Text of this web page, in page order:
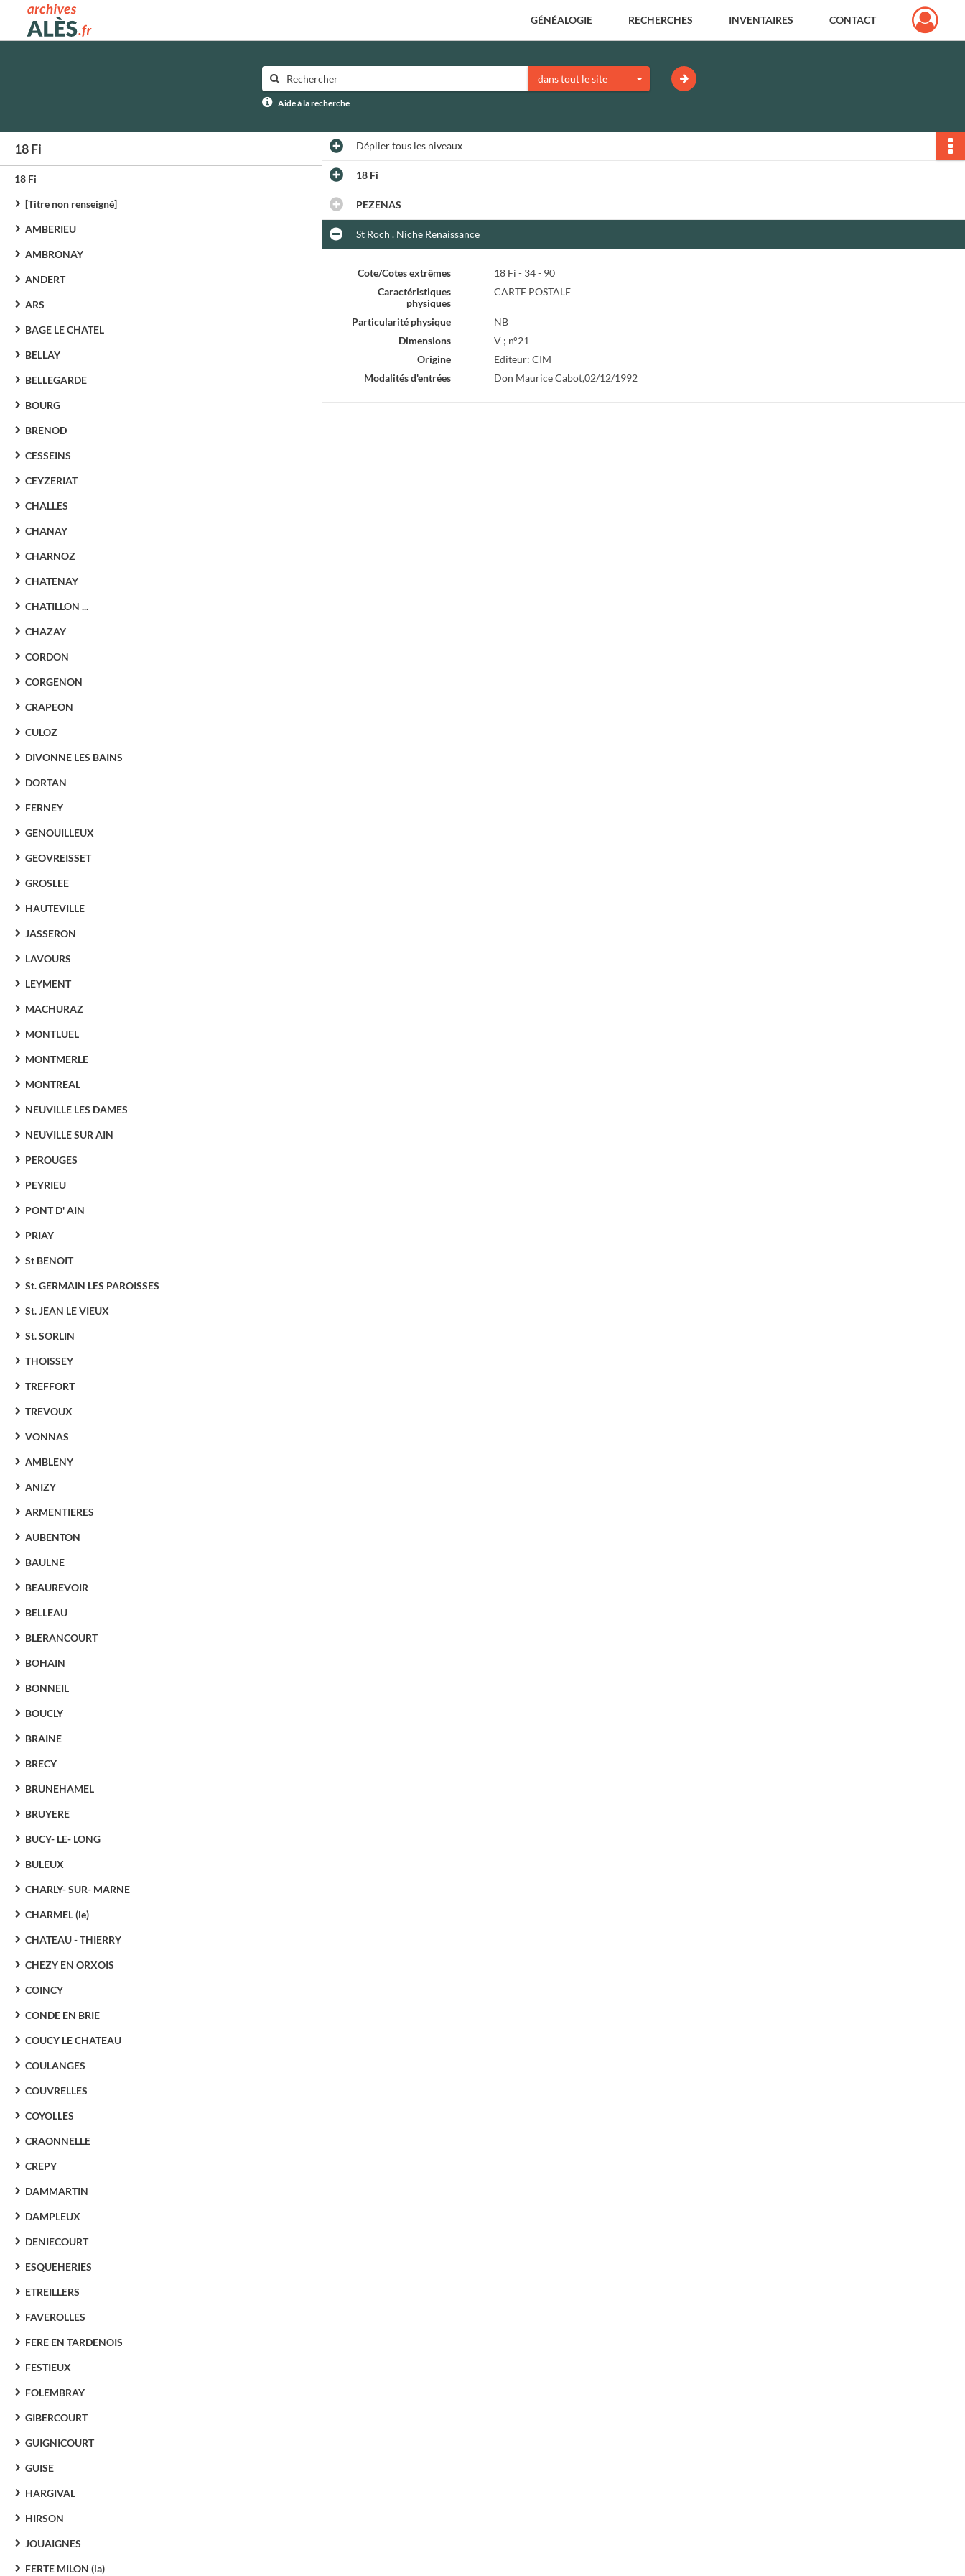
Archives municipales d'Alès GÉNÉALOGIE RECHERCHES INVENTAIRES CONTACT
dans tout le site
Aide à la recherche
18 Fi
18 Fi
[Titre non renseigné]
AMBERIEU
AMBRONAY
ANDERT
ARS
BAGE LE CHATEL
BELLAY
BELLEGARDE
BOURG
BRENOD
CESSEINS
CEYZERIAT
CHALLES
CHANAY
CHARNOZ
CHATENAY
CHATILLON ...
CHAZAY
CORDON
CORGENON
CRAPEON
CULOZ
DIVONNE LES BAINS
DORTAN
FERNEY
GENOUILLEUX
GEOVREISSET
GROSLEE
HAUTEVILLE
JASSERON
LAVOURS
LEYMENT
MACHURAZ
MONTLUEL
MONTMERLE
MONTREAL
NEUVILLE LES DAMES
NEUVILLE SUR AIN
PEROUGES
PEYRIEU
PONT D' AIN
PRIAY
St BENOIT
St. GERMAIN LES PAROISSES
St. JEAN LE VIEUX
St. SORLIN
THOISSEY
TREFFORT
TREVOUX
VONNAS
AMBLENY
ANIZY
ARMENTIERES
AUBENTON
BAULNE
BEAUREVOIR
BELLEAU
BLERANCOURT
BOHAIN
BONNEIL
BOUCLY
BRAINE
BRECY
BRUNEHAMEL
BRUYERE
BUCY- LE- LONG
BULEUX
CHARLY- SUR- MARNE
CHARMEL (le)
CHATEAU - THIERRY
CHEZY EN ORXOIS
COINCY
CONDE EN BRIE
COUCY LE CHATEAU
COULANGES
COUVRELLES
COYOLLES
CRAONNELLE
CREPY
DAMMARTIN
DAMPLEUX
DENIECOURT
ESQUEHERIES
ETREILLERS
FAVEROLLES
FERE EN TARDENOIS
FESTIEUX
FOLEMBRAY
GIBERCOURT
GUIGNICOURT
GUISE
HARGIVAL
HIRSON
JOUAIGNES
FERTE MILON (la)
Dépliertous les niveaux
18 Fi
PEZENAS
St Roch . Niche Renaissance
Cote/Cotes extrêmes
18 Fi - 34 - 90
Caractéristiques
physiques
CARTE POSTALE
Particularité physique
NB
Dimensions
V ; n°21
Origine
Editeur: CIM
Modalités d'entrées
Don Maurice Cabot,02/12/1992